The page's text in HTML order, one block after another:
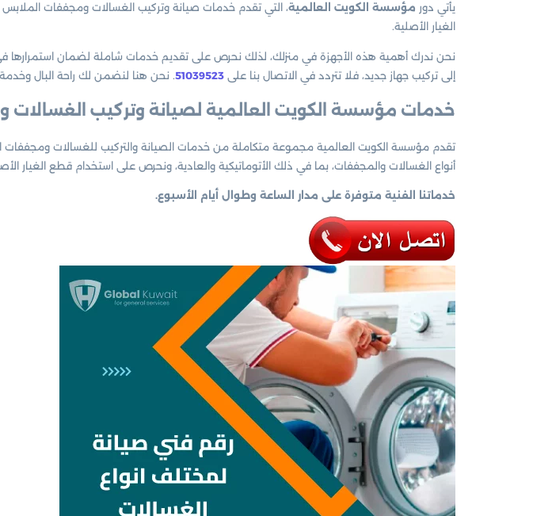
يأتي دور مؤسسة الكويت العالمية، التي تقدم خدمات صيانة وتركيب الغسالات ومجففات
الغيار الأصلية.
نحن ندرك أهمية هذه الأجهزة في منزلك، لذلك نحرص على تقديم خدمات شاملة لضمان استمرارها
إلى تركيب جهاز جديد، فلا تتردد في الاتصال بنا على 51039523. نحن هنا لنضمن لك راحة البال
خدمات مؤسسة الكويت العالمية لصيانة وتركيب
تقدم مؤسسة الكويت العالمية مجموعة متكاملة من خدمات الصيانة والتركيب للغسالات
أنواع الغسالات والمجففات، بما في ذلك الأتوماتيكية والعادية، ونحرص على استخدام قطع الغيار
خدماتنا الفنية متوفرة على مدار الساعة وطوال أيام الأسبوع.